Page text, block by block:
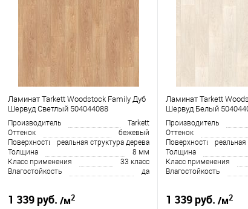
Ламинат Tarkett Woodstock Family Дуб
Шервуд Светлый 504044088
Производитель
Tarkett
Оттенок
бежевый
Поверхность
реальная структура дерева
Толщина
8 мм
Класс применения
33 класс
Влагостойкость
да
1 339 руб. /м2
Ламинат Tarkett
Шервуд Белый
Производитель
Оттенок
Поверхность
реальная
Толщина
Класс применения
Влагостойкость
1 339 руб. /м2